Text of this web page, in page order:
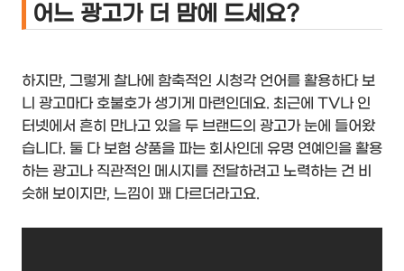
어느 광고가 더 맘에 드세요?
하지만, 그렇게 찰나에 함축적인 시청각 언어를 활용하다 보
니 광고마다 호불호가 생기게 마련인데요. 최근에 TV나 인
터넷에서 흔히 만나고 있을 두 브랜드의 광고가 눈에 들어왔
습니다. 둘 다 보험 상품을 파는 회사인데 유명 연예인을 활용
하는 광고나 직관적인 메시지를 전달하려고 노력하는 건 비
슷해 보이지만, 느낌이 꽤 다르더라고요.